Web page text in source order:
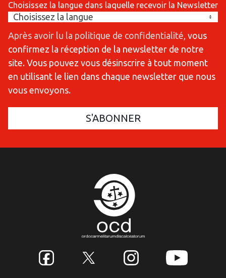
Choisissez la langue dans laquelle recevoir la Newsletter
Après avoir lu la politique de confidentialité , vous
confirmez la réception de la newsletter de notre
site. Vous pouvez vous désinscrire à tout moment
en utilisant le lien dans chaque newsletter que nous
vous envoyons.